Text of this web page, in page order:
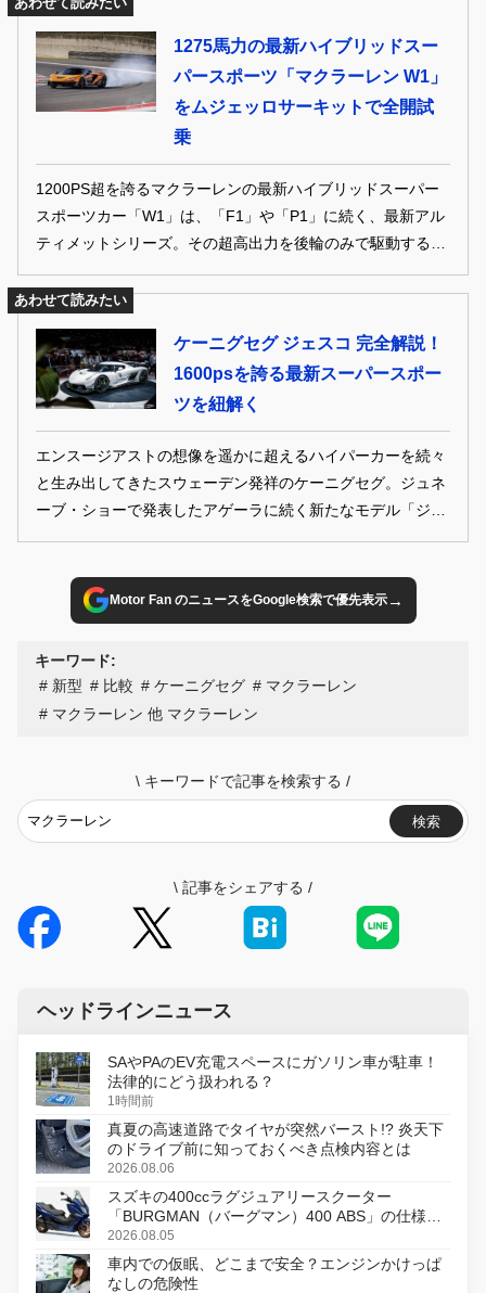
1275馬力の最新ハイブリッドスー
パースポーツ「マクラーレン W1」
をムジェッロサーキットで全開試
乗
1200PS超を誇るマクラーレンの最新ハイブリッドスーパー
スポーツカー「W1」は、「F1」や「P1」に続く、最新アル
ティメットシリーズ。その超高出力を後輪のみで駆動すると
る。はたして、そのポテンシャルはどれほどか？ スニーク
た。
あわせて読みたい
ケーニグセグ ジェスコ 完全解説！
1600psを誇る最新スーパースポー
ツを紐解く
エンスージアストの想像を遥かに超えるハイパーカーを続々
と生み出してきたスウェーデン発祥のケーニグセグ。ジュネ
ーブ・ショーで発表したアゲーラに続く新たなモデル「ジェ
Motor Fan のニュースをGoogle検索で優先表示→
キーワード:
新型
比較 ケーニグセグ
マクラーレン
マクラーレン 他 マクラーレン
\ キーワードで記事を検索する /
検索
\ 記事をシェアする /
ヘッドラインニュース
SAやPAのEV充電スペースにガソリン車が駐車！
法律的にどう扱われる？
1時間前
真夏の高速道路でタイヤが突然バースト!? 炎天下
のドライブ前に知っておくべき点検内容とは
2026.08.06
スズキの400ccラグジュアリースクーター
「BURGMAN（バーグマン）400 ABS」の仕様を
変更し、8月18日に発売
2026.08.05
車内での仮眠、どこまで安全？エンジンかけっぱ
なしの危険性